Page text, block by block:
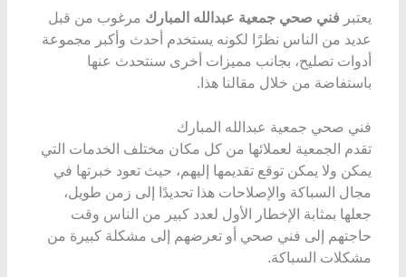
يعتبر فني صحي جمعية عبدالله المبارك مرغوب من قبل
عديد من الناس نظرًا لكونه يستخدم أحدث وأكبر مجموعة
أدوات تصليح، بجانب مميزات أخرى سنتحدث عنها
باستفاضة من خلال مقالنا هذا.
فني صحي جمعية عبدالله المبارك
تقدم الجمعية لعملائها من كل مكان مختلف الخدمات التي
يمكن ولا يمكن توقع تقديمها إليهم، حيث تعود خبرتها في
مجال السباكة والإصلاحات هذا تحديدًا إلى زمن طويل،
جعلها بمثابة الإخطار الأول لعدد كبير من الناس وقت
حاجتهم إلى فني صحي أو تعرضهم إلى مشكلة كبيرة من
مشكلات السباكة.